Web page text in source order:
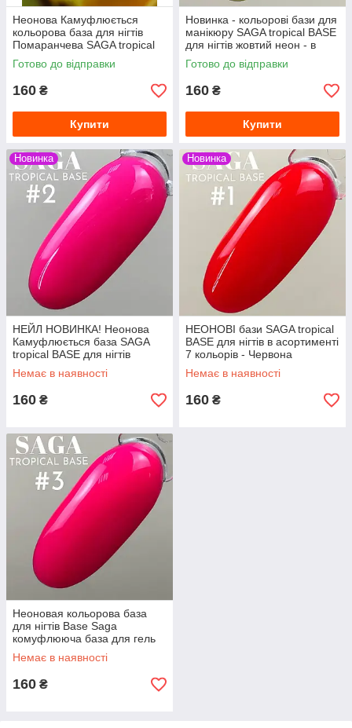
Неонова Камуфлюється
кольорова база для нігтів
Помаранчева SAGA tropical
BASE для манікюру 8мл
Готово до відправки
160 ₴
Купити
Новинка - кольорові бази для
манікюру SAGA tropical BASE
для нігтів жовтий неон - в
асортименті 7 кольорів
Готово до відправки
160 ₴
Купити
Новинка
НЕЙЛ НОВИНКА! Неонова
Камуфлюється база SAGA
tropical BASE для нігтів
рожева 8мл - в асортименті 7
кольорів
Немає в наявності
160 ₴
Новинка
НЕОНОВІ бази SAGA tropical
BASE для нігтів в асортименті
7 кольорів - Червона
Камуфлюється Кольорова
База SAGA
Немає в наявності
160 ₴
Неоновая кольорова база
для нігтів Base Saga
комуфлююча база для гель
лака - Базове Покриття для
Нігтів
Немає в наявності
160 ₴